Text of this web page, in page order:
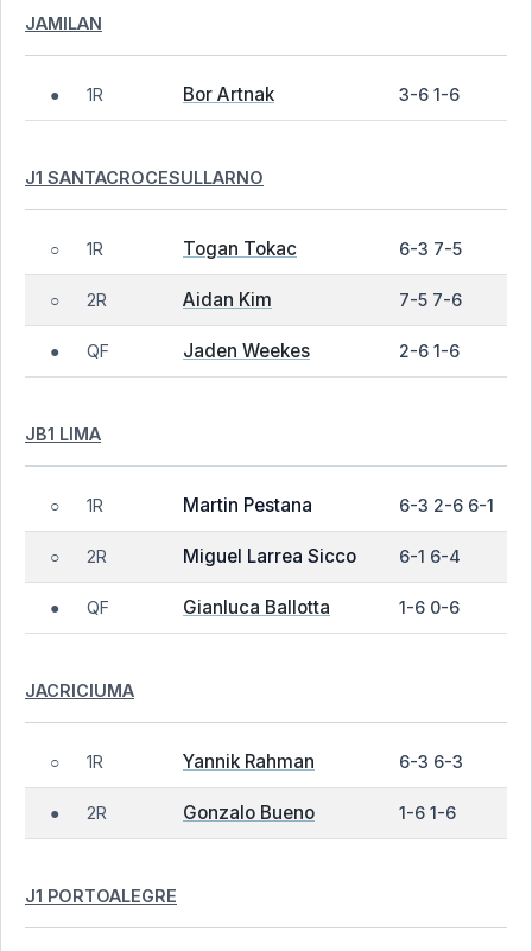
JAMILAN
● 1R Bor Artnak 3-6 1-6
J1 SANTACROCESULLARNO
○ 1R Togan Tokac 6-3 7-5
○ 2R Aidan Kim 7-5 7-6
● QF Jaden Weekes 2-6 1-6
JB1 LIMA
○ 1R Martin Pestana 6-3 2-6 6-1
○ 2R Miguel Larrea Sicco 6-1 6-4
● QF Gianluca Ballotta 1-6 0-6
JACRICIUMA
○ 1R Yannik Rahman 6-3 6-3
● 2R Gonzalo Bueno 1-6 1-6
J1 PORTOALEGRE